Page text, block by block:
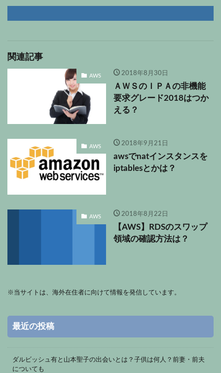
関連記事
AWS 2018年8月30日
ＡＷＳのＩＰＡの非機能
要求グレード2018はつか
える？
AWS 2018年9月21日
awsでnatインスタンスを
iptablesとかは？
AWS 2018年8月22日
【AWS】RDSのスワップ
領域の確認方法は？
※ 当サイトは、海外在住者に向けて情報を発信しています。
最近の投稿
ダルビッシュ有と山本聖子の出会いとは？子供は何人？前妻・前夫
についても